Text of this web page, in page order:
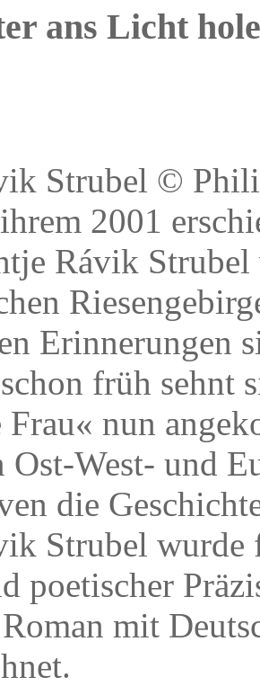
ans Licht
Strubel ©
2001
Rávik
Erinnerungen
früh sehnt
nun
Ost-West- und
die
Strubel wurde
poetischer
mit